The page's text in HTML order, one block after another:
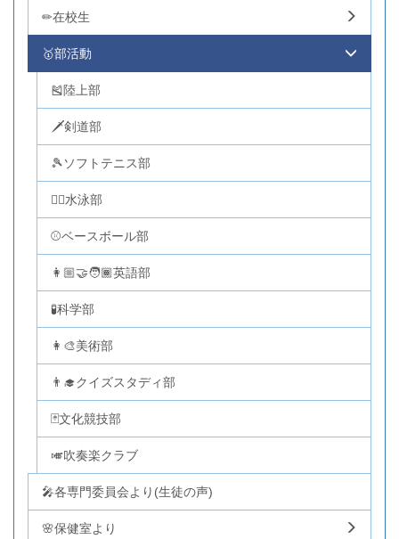
✏在校生
🥇部活動
🎽陸上部
🗡剣道部
🎾ソフトテニス部
🏊‍♂️水泳部
⚾ベースボール部
👩🏼‍🤝‍🧑🏾英語部
🧪科学部
👩‍🎨美術部
👨‍🎓クイズスタディ部
🃏文化競技部
🎺吹奏楽クラブ
🎤各専門委員会より(生徒の声)
🌸保健室より